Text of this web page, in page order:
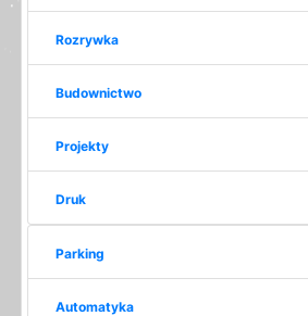
Rozrywka
Budownictwo
Projekty
Druk
Parking
Automatyka